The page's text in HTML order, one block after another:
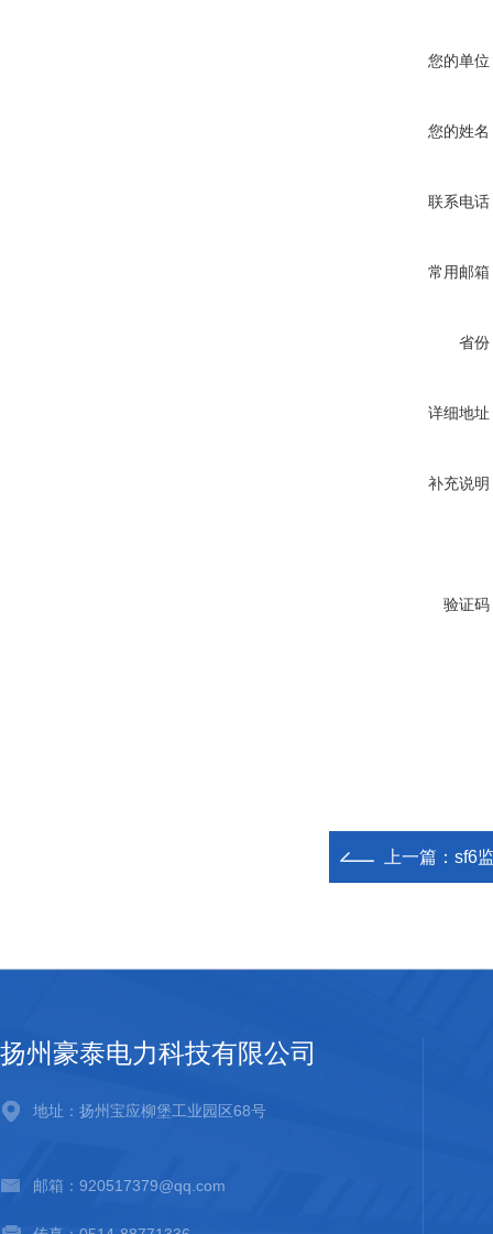
您的单位
您的姓名
联系电话
常用邮箱
省份
详细地址
补充说明
验证码
上一篇： sf6
扬州豪泰电力科技有限公司
地址：扬州宝应柳堡工业园区68号
邮箱：920517379@qq.com